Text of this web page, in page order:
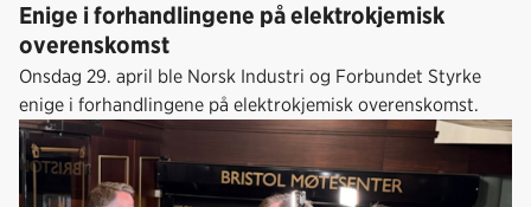
Enige i forhandlingene på elektrokjemisk
overenskomst
Onsdag 29. april ble Norsk Industri og Forbundet Styrke
enige i forhandlingene på elektrokjemisk overenskomst.